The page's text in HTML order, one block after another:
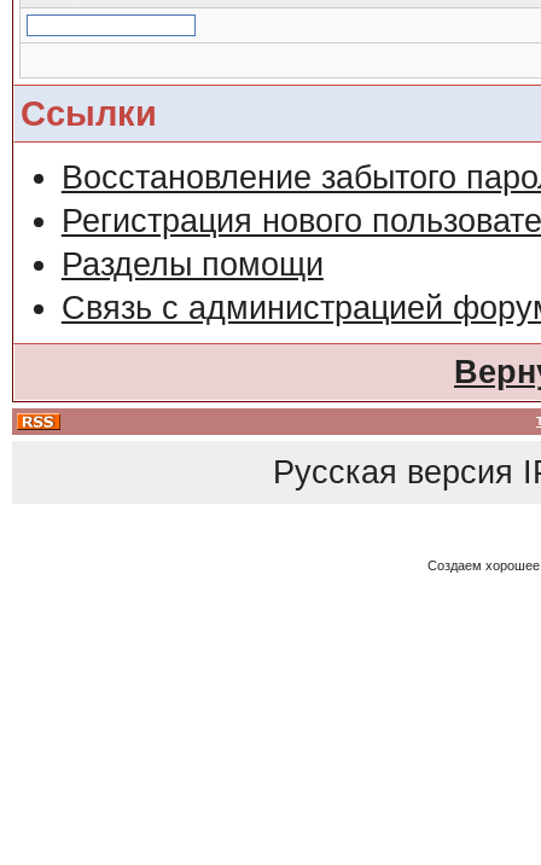
Ссылки
Восстановление забытого
Регистрация нового
Разделы помощи
Связь с администрацией
Русская версия
Создаем